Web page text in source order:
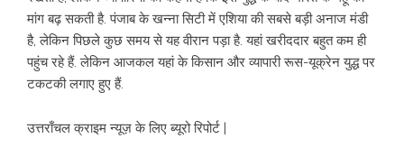
मांग बढ़ सकती है. पंजाब के खन्ना सिटी में एशिया की सबसे बड़ी अनाज मंडी
है, लेकिन पिछले कुछ समय से यह वीरान पड़ा है. यहां खरीददार बहुत कम ही
पहुंच रहे हैं. लेकिन आजकल यहां के किसान और व्यापारी रूस-यूक्रेन युद्ध पर
टकटकी लगाए हुए हैं.
उत्तराँचल क्राइम न्यूज़ के लिए ब्यूरो रिपोर्ट |